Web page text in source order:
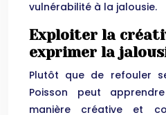
vulnérabilité à la jalousie.
Exploiter la
exprimer la
Plutôt que de refouler
Poisson peut
manière créative et